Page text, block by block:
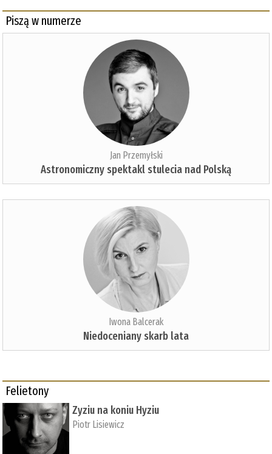
Piszą w numerze
Jan Przemyłski
Astronomiczny spektakl stulecia nad Polską
Iwona Balcerak
Niedoceniany skarb lata
Felietony
Zyziu na koniu Hyziu
Piotr Lisiewicz